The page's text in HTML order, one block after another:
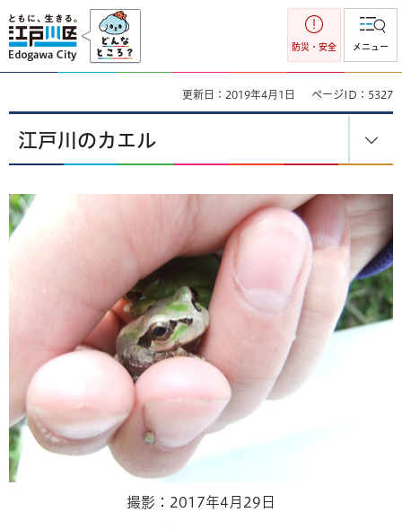
江戸川区
防災・安全 メニュー
更新日：2019年4月1日 ページID：5327
江戸川のカエル
撮影：2017年4月29日